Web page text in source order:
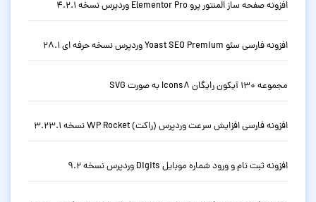
افزونه صفحه ساز المنتور پرو Elementor Pro وردپرس نسخه 4.2.1
افزونه فارسی سئو Yoast SEO Premium وردپرس نسخه حرفه ای 28.1
مجموعه 130 آیکون رایگان Icons8 به صورت SVG
افزونه فارسی افزایش سرعت وردپرس (راکت) WP Rocket نسخه 3.23.1
افزونه ثبت نام و ورود شماره موبایل Digits وردپرس نسخه 9.2